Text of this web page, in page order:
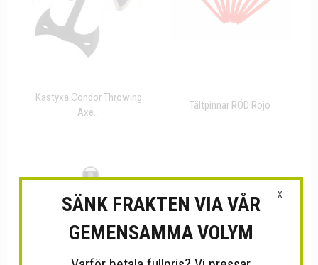
Kastyxa Condor Throwing
Axe...
Tältpinnar RÖD Rojo
X
SÄNK FRAKTEN VIA VÅR
GEMENSAMMA VOLYM